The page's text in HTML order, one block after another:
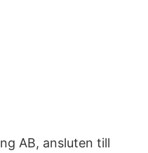
AB, ansluten till